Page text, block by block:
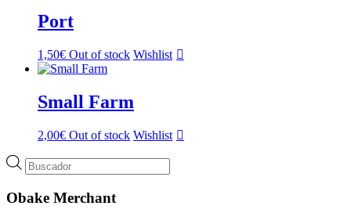
Port
1,50€ Out of stock Wishlist
Small Farm
2,00€ Out of stock Wishlist
Búsqueda
de
Obake Merchant